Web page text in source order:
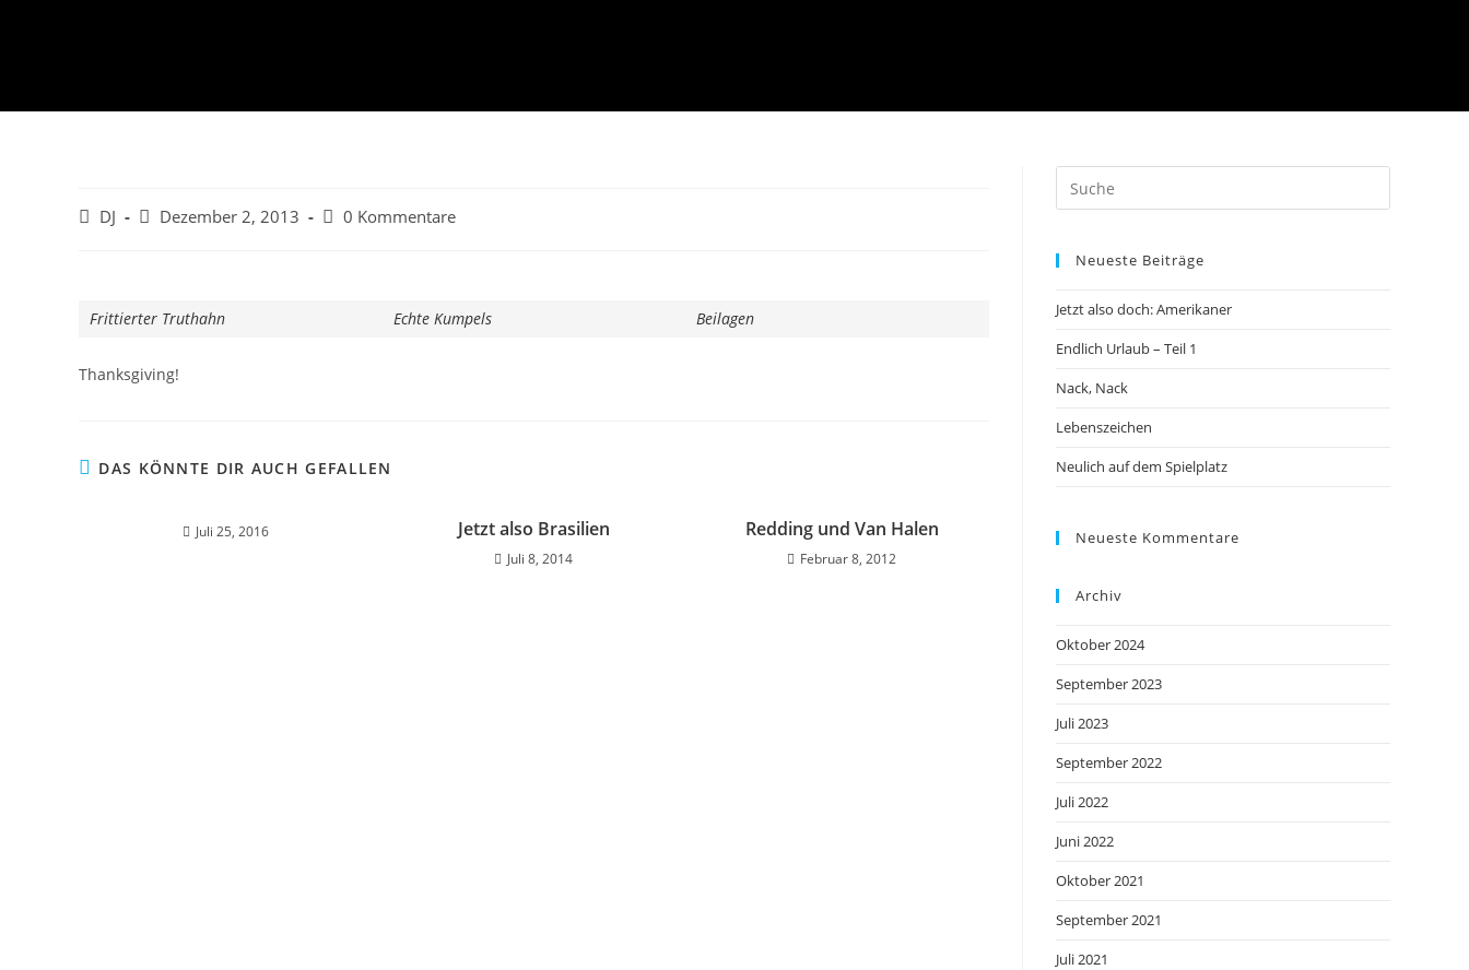
Beitrags-
DJ
Beitrag
Dezember 2, 2013
Beitrags-
0 Kommentare
Frittierter Truthahn Echte Kumpels Beilagen
Thanksgiving!
DAS KÖNNTE DIR AUCH GEFALLEN
Juli 25, 2016 Jetzt also Brasilien
Juli 8, 2014
Redding und Van Halen
Februar 8, 2012
Neueste Beiträge
Jetzt also doch: Amerikaner
Endlich Urlaub – Teil 1
Nack, Nack
Lebenszeichen
Neulich auf dem Spielplatz
Neueste Kommentare
Archiv
Oktober 2024
September 2023
Juli 2023
September 2022
Juli 2022
Juni 2022
Oktober 2021
September 2021
Juli 2021